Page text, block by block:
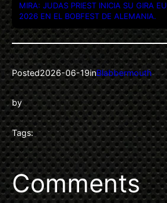
MIRA: JUDAS PRIEST INICIA SU GIRA
2026 EN EL BOBFEST DE ALEMANIA.
Posted2026-06-19inBlabbermouth
by
Tags:
Comments